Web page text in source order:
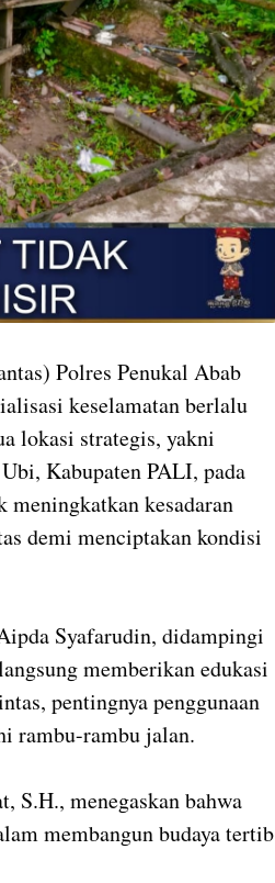
Polres Penukal Abab
keselamatan berlalu
lokasi strategis, yakni
Kabupaten PALI, pada
kesadaran
demi menciptakan kondisi
Syafarudin, didampingi
memberikan edukasi
pentingnya penggunaan
rambu-rambu jalan.
S.H., menegaskan bahwa
membangun budaya tertib